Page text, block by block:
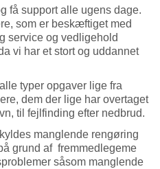
få support alle ugens dage.
som er beskæftiget med
service og vedligehold
vi har et stort og uddannet
typer opgaver lige fra
dem der lige har overtaget
til fejlfinding efter nedbrud.
manglende rengøring
grund af fremmedlegeme
såsom manglende